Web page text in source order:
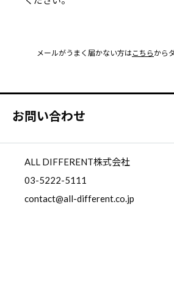
メールがうまく届かない方はこちら から
お問い合わせ
ALL DIFFERENT株式会社
03-5222-5111
contact@all-different.co.jp